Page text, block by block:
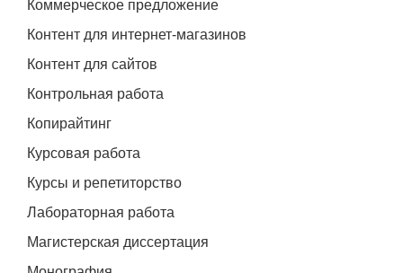
Коммерческое предложение
Контент для интернет-магазинов
Контент для сайтов
Контрольная работа
Копирайтинг
Курсовая работа
Курсы и репетиторство
Лабораторная работа
Магистерская диссертация